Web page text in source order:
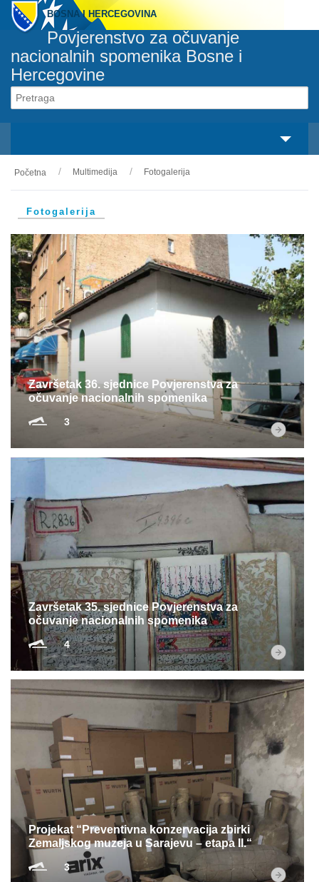
BOSNA I HERCEGOVINA
Povjerenstvo za očuvanje
nacionalnih spomenika Bosne i
Hercegovine
O nama
Zakonski okvir
Aktivnosti
Nacionalni spomenici
Servisi
Multimedija
Početna Multimedija Fotogalerija
Fotogalerija
Završetak 36. sjednice Povjerenstva za
očuvanje nacionalnih spomenika
3
Završetak 35. sjednice Povjerenstva za
očuvanje nacionalnih spomenika
4
Projekat “Preventivna konzervacija zbirki
Zemaljskog muzeja u Sarajevu – etapa II.“
3